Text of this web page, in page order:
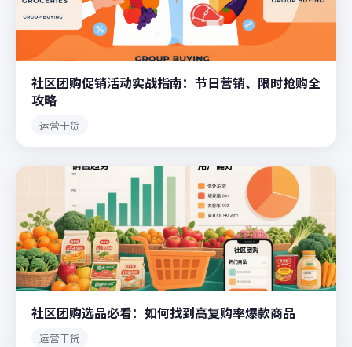
社区团购促销活动实战指南：节日营销、限时抢购全
攻略
运营干货
社区团购选品必看：如何找到高复购率爆款商品
运营干货